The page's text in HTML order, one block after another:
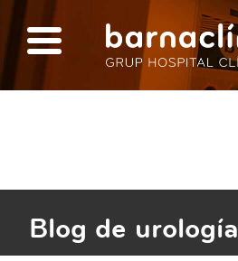
Blog de urología